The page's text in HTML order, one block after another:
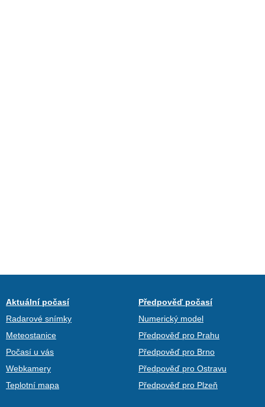
Aktuální počasí
Radarové snímky
Meteostanice
Počasí u vás
Webkamery
Teplotní mapa
Předpověď počasí
Numerický model
Předpověď pro Prahu
Předpověď pro Brno
Předpověď pro Ostravu
Předpověď pro Plzeň